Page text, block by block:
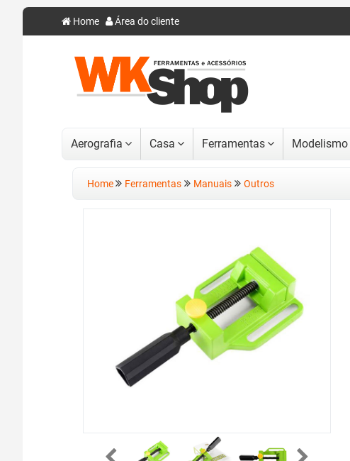
Home Área do cliente
Aerografia Casa Ferramentas Modelismo
Home Ferramentas Manuais Outros